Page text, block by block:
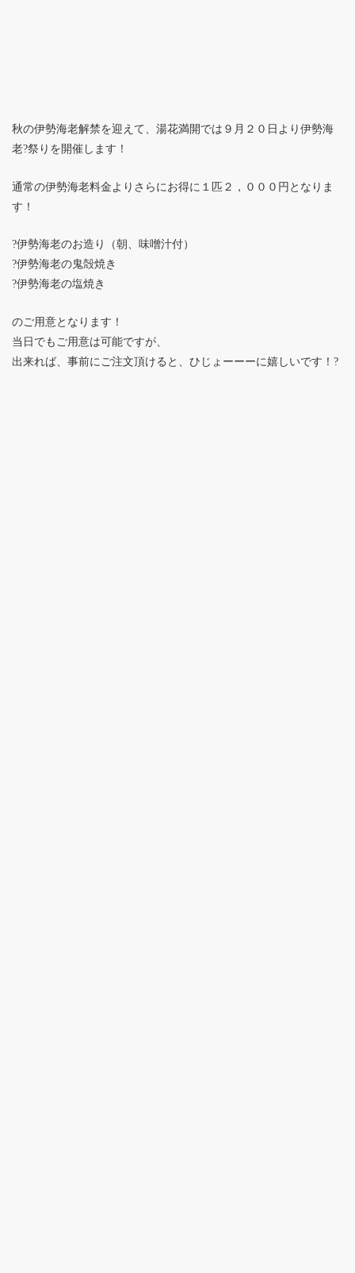
秋の伊勢海老解禁を迎えて、湯花満開では９月２０日より伊勢海
老?祭りを開催します！
通常の伊勢海老料金よりさらにお得に１匹２，０００円となりま
す！
?伊勢海老のお造り（朝、味噌汁付）
?伊勢海老の鬼殻焼き
?伊勢海老の塩焼き
のご用意となります！
当日でもご用意は可能ですが、
出来れば、事前にご注文頂けると、ひじょーーーに嬉しいです！?